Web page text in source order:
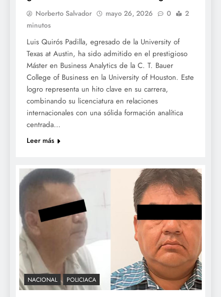
Norberto Salvador mayo 26, 2026 0
2
minutos
Luis Quirós Padilla, egresado de la University of
Texas at Austin, ha sido admitido en el prestigioso
Máster en Business Analytics de la C. T. Bauer
College of Business en la University of Houston. Este
logro representa un hito clave en su carrera,
combinando su licenciatura en relaciones
internacionales con una sólida formación analítica
centrada…
Leer más
NACIONAL POLICIACA